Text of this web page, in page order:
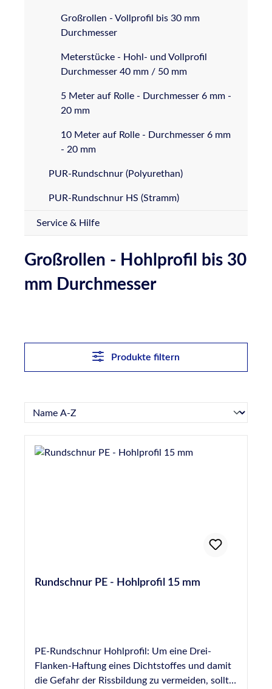
Großrollen - Vollprofil bis 30 mm
Durchmesser
Meterstücke - Hohl- und Vollprofil
Durchmesser 40 mm / 50 mm
5 Meter auf Rolle - Durchmesser 6 mm -
20 mm
10 Meter auf Rolle - Durchmesser 6 mm
- 20 mm
PUR-Rundschnur (Polyurethan)
PUR-Rundschnur HS (Stramm)
Service & Hilfe
Großrollen - Hohlprofil bis 30
mm Durchmesser
Produkte filtern
Rundschnur PE - Hohlprofil 15 mm
PE-Rundschnur Hohlprofil: Um eine Drei-
Flanken-Haftung eines Dichtstoffes und damit
die Gefahr der Rissbildung zu vermeiden, sollte